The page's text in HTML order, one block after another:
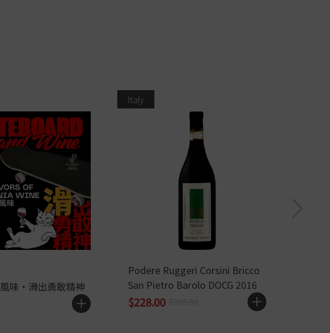
味・滑出勇敢精神
Italy
Podere Ruggeri Corsini Bricco
San Pietro Barolo DOCG 2016
$228.00